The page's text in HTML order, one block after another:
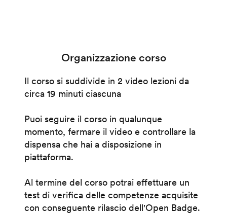
Organizzazione corso
Il corso si suddivide in 2 video lezioni da
circa 19 minuti ciascuna
Puoi seguire il corso in qualunque
momento, fermare il video e controllare la
dispensa che hai a disposizione in
piattaforma.
Al termine del corso potrai effettuare un
test di verifica delle competenze acquisite
con conseguente rilascio dell'Open Badge.